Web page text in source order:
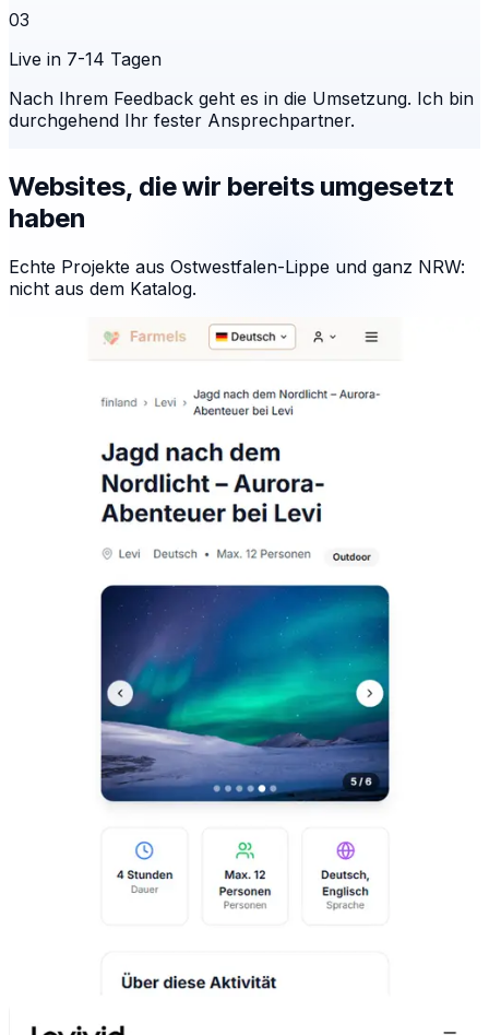
03
Live in 7-14 Tagen
Nach Ihrem Feedback geht es in die Umsetzung. Ich bin
durchgehend Ihr fester Ansprechpartner.
Websites, die wir bereits umgesetzt
haben
Echte Projekte aus Ostwestfalen-Lippe und ganz NRW:
nicht aus dem Katalog.